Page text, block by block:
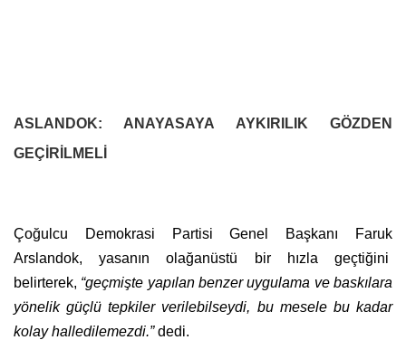
ASLANDOK: ANAYASAYA AYKIRILIK GÖZDEN
GEÇİRİLMELİ
Çoğulcu Demokrasi Partisi Genel Başkanı Faruk
Arslandok, yasanın olağanüstü bir hızla geçtiğini
belirterek, “geçmişte yapılan benzer uygulama ve baskılara
yönelik güçlü tepkiler verilebilseydi, bu mesele bu kadar
kolay halledilemezdi.”dedi.